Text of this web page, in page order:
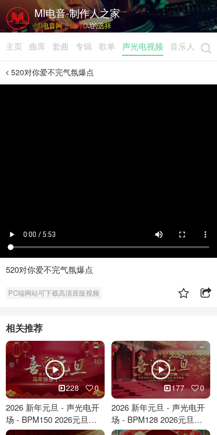
MI电音-制作人之家
MI电音网，优秀DJ的选择
主页 曲库 套曲 专辑 歌单 声光电视频 音乐人
520对你爱不完气氛爆点
520对你爱不完气氛爆点
PC端网站可下载高清原版视频
相关推荐
228 0
2026 新年元旦 - 声光电开
场 - BPM150 2026元旦跨
年倒计时
177 0
2026 新年元旦 - 声光电开
场 - BPM128 2026元旦马
年